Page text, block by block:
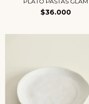
$36.000